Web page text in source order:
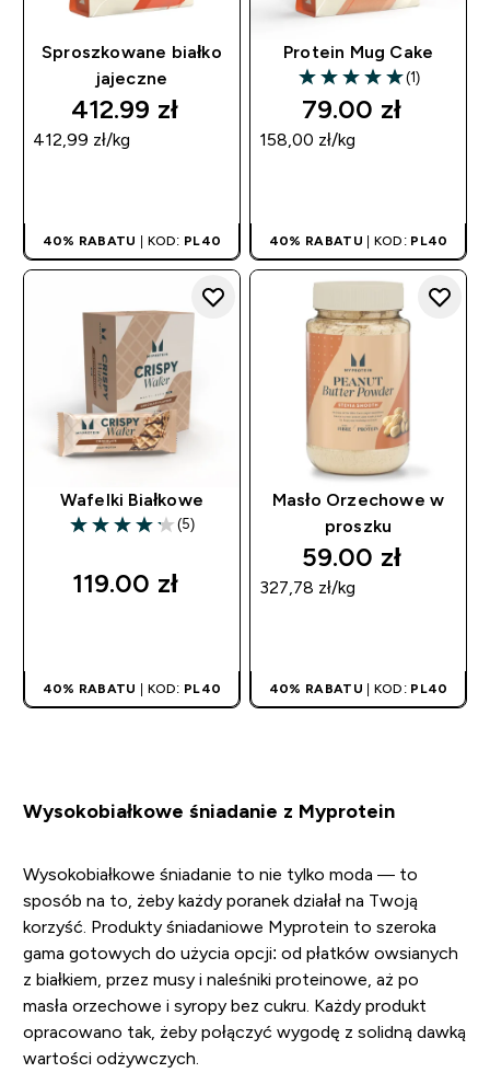
Sproszkowane białko
jajeczne
412.99 zł‎
412,99 zł‎/kg
40% RABATU | KOD: PL40
Protein Mug Cake
5 out of 5 stars
(1)
79.00 zł‎
158,00 zł‎/kg
40% RABATU | KOD: PL40
Wafelki Białkowe
4.2 out of 5 stars
(5)
119.00 zł‎
40% RABATU | KOD: PL40
Masło Orzechowe w
proszku
59.00 zł‎
327,78 zł‎/kg
40% RABATU | KOD: PL40
Wysokobiałkowe śniadanie z Myprotein
Wysokobiałkowe śniadanie to nie tylko moda — to
sposób na to, żeby każdy poranek działał na Twoją
korzyść. Produkty śniadaniowe Myprotein to szeroka
gama gotowych do użycia opcji: od płatków owsianych
z białkiem, przez musy i naleśniki proteinowe, aż po
masła orzechowe i syropy bez cukru. Każdy produkt
opracowano tak, żeby połączyć wygodę z solidną dawką
wartości odżywczych.